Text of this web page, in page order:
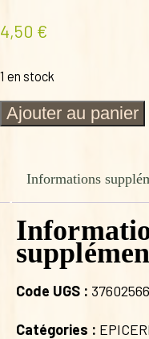
4,50 €
1 en stock
quantité
de
FRAICHE
Ajouter au panier
Informations
Code UGS :
Catégories :